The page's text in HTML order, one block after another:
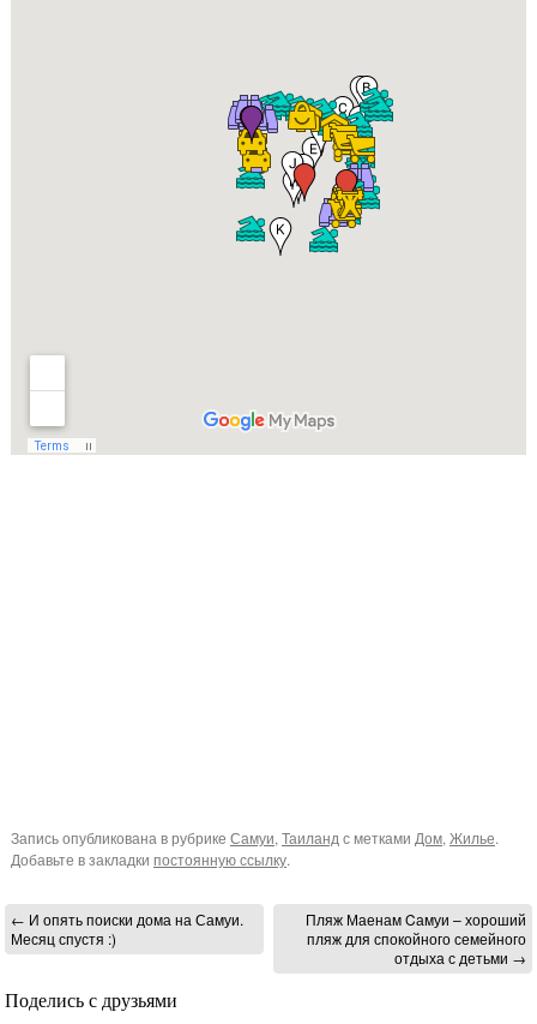
Запись опубликована в рубрике Самуи, Таиланд с метками Дом, Жилье.
Добавьте в закладки постоянную ссылку.
← И опять поиски дома на Самуи.
Месяц спустя :)
Пляж Маенам Cамуи – хороший
пляж для спокойного семейного
отдыха с детьми →
Поделись с друзьями